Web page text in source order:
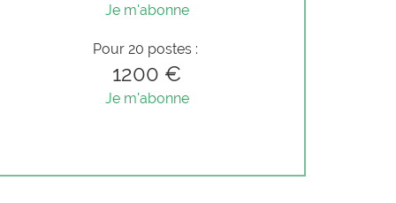
Je m'abonne
Pour 20 postes :
1200 €
Je m'abonne